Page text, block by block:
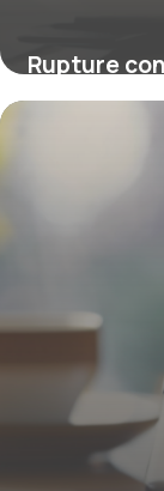
Rupture
procédure